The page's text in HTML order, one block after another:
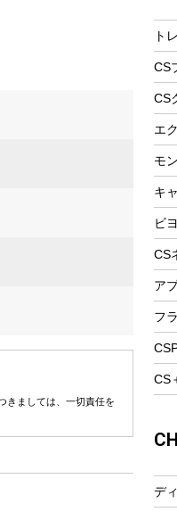
きましては、一切責任を
フ
コ
ト
ラ
ラ
自
ウ
ト
プ
ウ
フ
ト
CS
CS
エ
モ
キ
ビ
CS
ア
フ
CS
デ